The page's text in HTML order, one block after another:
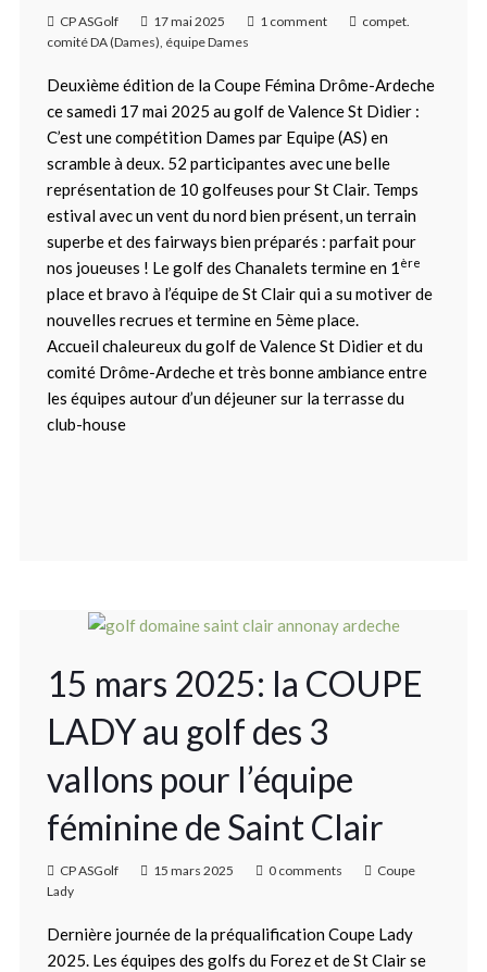
CP ASGolf 17 mai 2025 1 comment
compet.
comité DA (Dames), équipe Dames
Deuxième édition de la Coupe Fémina Drôme-Ardeche
ce samedi 17 mai 2025 au golf de Valence St Didier :
C’est une compétition Dames par Equipe (AS) en
scramble à deux. 52 participantes avec une belle
représentation de 10 golfeuses pour St Clair. Temps
estival avec un vent du nord bien présent, un terrain
superbe et des fairways bien préparés : parfait pour
nos joueuses ! Le golf des Chanalets termine en 1 ère
place et bravo à l’équipe de St Clair qui a su motiver de
nouvelles recrues et termine en 5ème place.
Accueil chaleureux du golf de Valence St Didier et du
comité Drôme-Ardeche et très bonne ambiance entre
les équipes autour d’un déjeuner sur la terrasse du
club-house
15 mars 2025: la COUPE
LADY au golf des 3
vallons pour l’équipe
féminine de Saint Clair
CP ASGolf 15 mars 2025 0 comments
Coupe
Lady
Dernière journée de la préqualification Coupe Lady
2025. Les équipes des golfs du Forez et de St Clair se